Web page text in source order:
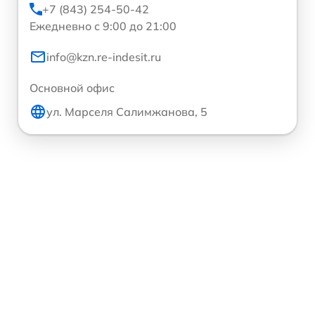
+7 (843) 254-50-42
Ежедневно с 9:00 до 21:00
info@kzn.re-indesit.ru
Основной офис
ул. Марселя Салимжанова, 5